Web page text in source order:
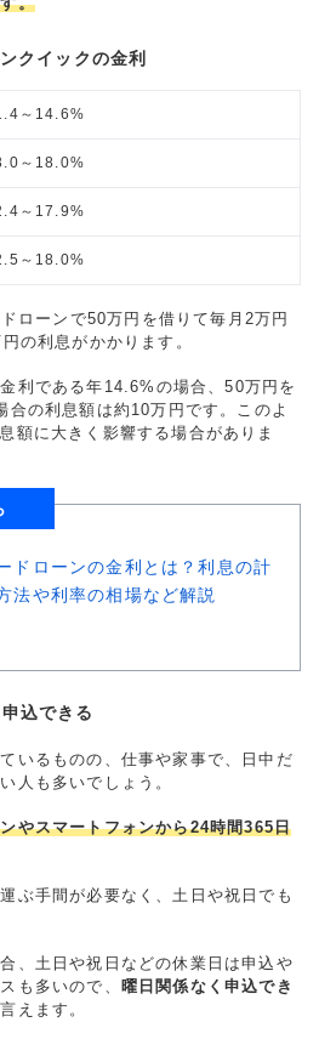
クイックの金利
～14.6%
～18.0%
～17.9%
～18.0%
ローンで50万円を借りて毎月2万円
の利息がかかります。
利である年14.6%の場合、50万円を
合の利息額は約10万円です。このよ
額に大きく影響する場合がありま
ドローンの金利とは？利息の計
法や利率の相場など解説
込できる
いるものの、仕事や家事で、日中だ
人も多いでしょう。
やスマートフォンから24時間365日
ぶ手間が必要なく、土日や祝日でも
、土日や祝日などの休業日は申込や
も多いので、
曜日関係なく申込でき
えます。